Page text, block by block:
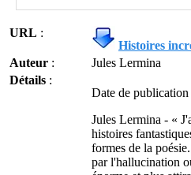
URL :
Histoires
Auteur :
Jules Lermina
Détails :
Date de
Jules Lermina - «
histoires
formes de la
par l'hallucination